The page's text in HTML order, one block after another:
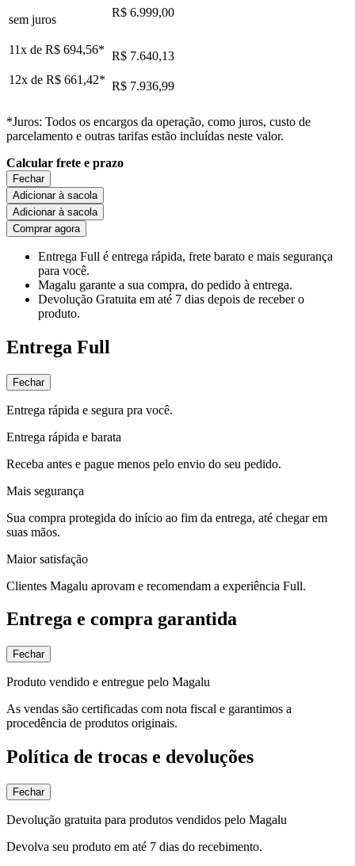
sem juros
R$ 6.999,00
11x de R$ 694,56* R$ 7.640,13
12x de R$ 661,42* R$ 7.936,99
*Juros: Todos os encargos da operação, como juros, custo de
parcelamento e outras tarifas estão incluídas neste valor.
Calcular frete e prazo
Fechar
Adicionar à sacola
Adicionar à sacola
Comprar agora
Entrega Full é entrega rápida, frete barato e mais segurança
para você.
Magalu garante a sua compra, do pedido à entrega.
Devolução Gratuita em até 7 dias depois de receber o
produto.
Entrega Full
Fechar
Entrega rápida e segura pra você.
Entrega rápida e barata
Receba antes e pague menos pelo envio do seu pedido.
Mais segurança
Sua compra protegida do início ao fim da entrega, até chegar em
suas mãos.
Maior satisfação
Clientes Magalu aprovam e recomendam a experiência Full.
Entrega e compra garantida
Fechar
Produto vendido e entregue pelo Magalu
As vendas são certificadas com nota fiscal e garantimos a
procedência de produtos originais.
Política de trocas e devoluções
Fechar
Devolução gratuita para produtos vendidos pelo Magalu
Devolva seu produto em até 7 dias do recebimento.